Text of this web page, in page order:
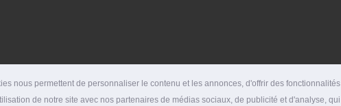
nous permettent de personnaliser le contenu et les annonces, d'offrir des fonctionnalités
de notre site avec nos partenaires de médias sociaux, de publicité et d'analyse, qui